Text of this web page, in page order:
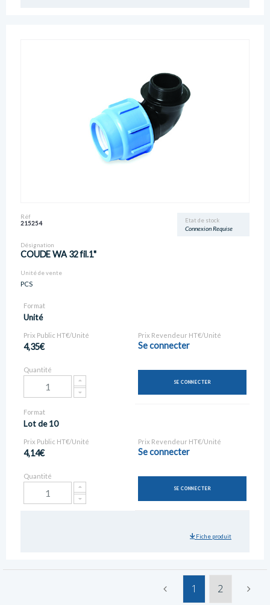
Etat de stock
Connexion Requise
Réf
215254
Désignation
COUDE WA 32 fil.1"
Unité de vente
PCS
Format
Unité
Prix Public HT€/Unité
4,35€
Prix Revendeur HT€/Unité
Se connecter
Quantité
SE CONNECTER
Format
Lot de 10
Prix Public HT€/Unité
4,14€
Prix Revendeur HT€/Unité
Se connecter
Quantité
SE CONNECTER
Fiche produit
1 2